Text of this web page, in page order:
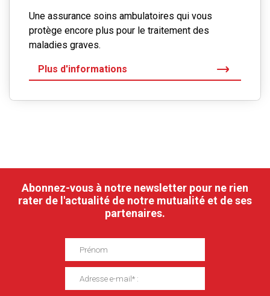
Une assurance soins ambulatoires qui vous
protège encore plus pour le traitement des
maladies graves.
Plus d'informations
Abonnez-vous à notre newsletter pour ne rien
rater de l'actualité de notre mutualité et de ses
partenaires.